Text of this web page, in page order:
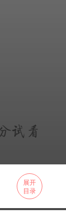
展开
目录